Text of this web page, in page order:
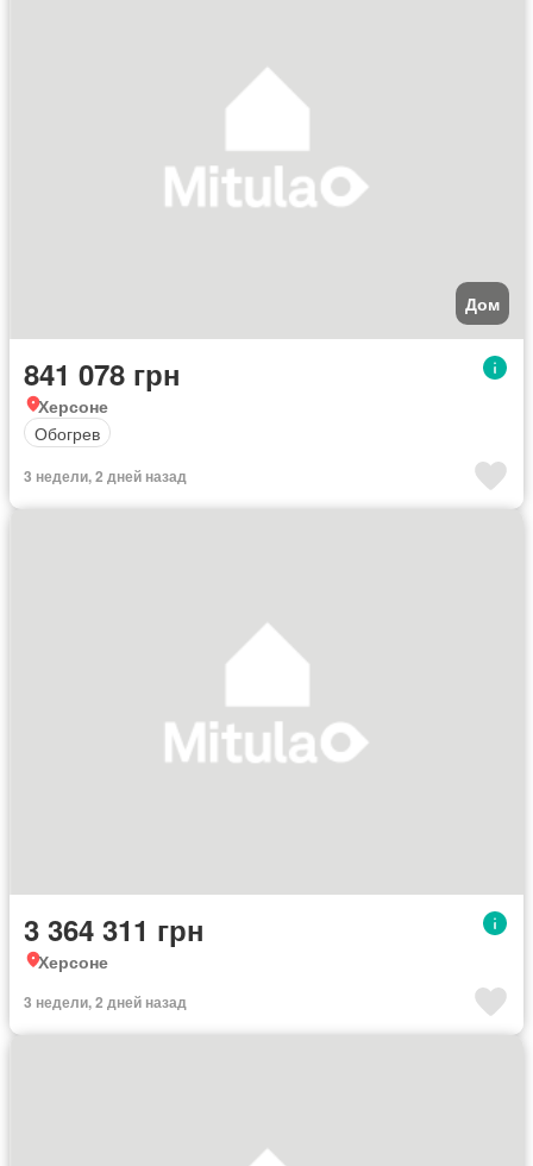
Дом
841 078 грн
Херсоне
Обогрев
3 недели, 2 дней назад
3 364 311 грн
Херсоне
3 недели, 2 дней назад